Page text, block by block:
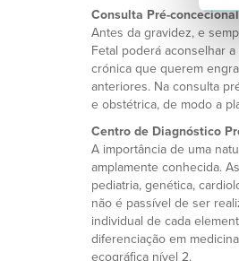
Consulta Pré-concecional
Antes da gravidez, e
Fetal poderá aconselhar
crónica que querem
anteriores. Na consulta
e obstétrica, de modo a
Centro de Diagnóstico
A importância de uma
amplamente conhecida.
pediatria, genética,
não é passível de ser
individual de cada
diferenciação em
ecográfica nível 2.